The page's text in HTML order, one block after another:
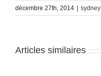
décembre 27th, 2014 sydney
Articles similaires